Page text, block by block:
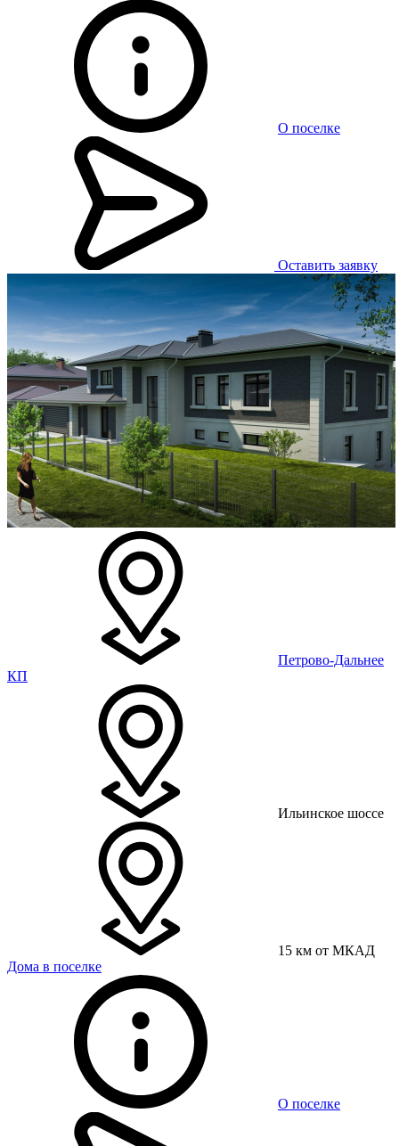
О поселке
Оставить заявку
Петрово-Дальнее
КП
Ильинское шоссе
15 км от МКАД
Дома в поселке
О поселке